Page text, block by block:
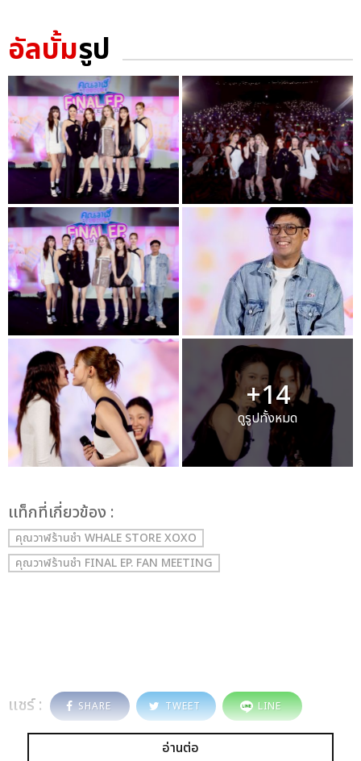
อัลบั้มรูป
+14
ดูรูปทั้งหมด
เเท็กที่เกี่ยวข้อง :
คุณวาฬร้านชำ WHALE STORE XOXO
คุณวาฬร้านชำ FINAL EP. FAN MEETING
แชร์ : SHARE TWEET LINE
อ่านต่อ